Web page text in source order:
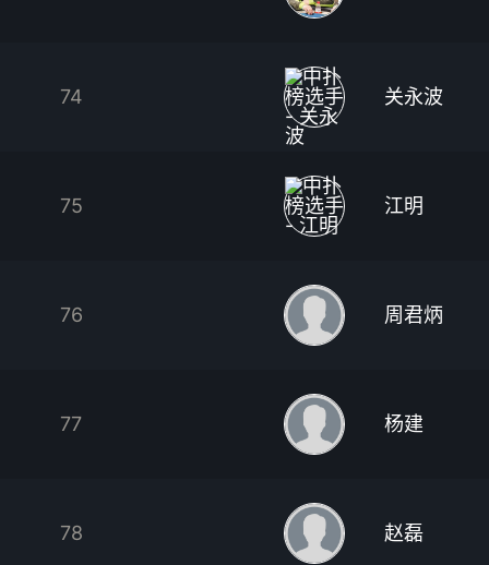
74 关永波
75 江明
76 周君炳
77 杨建
78 赵磊